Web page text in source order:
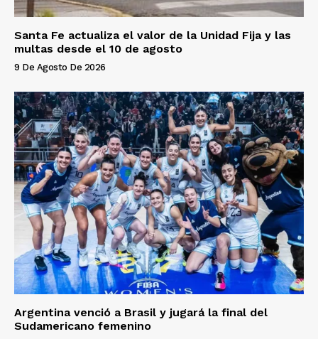
Santa Fe actualiza el valor de la Unidad Fija y las
multas desde el 10 de agosto
9 De Agosto De 2026
Argentina venció a Brasil y jugará la final del
Sudamericano femenino